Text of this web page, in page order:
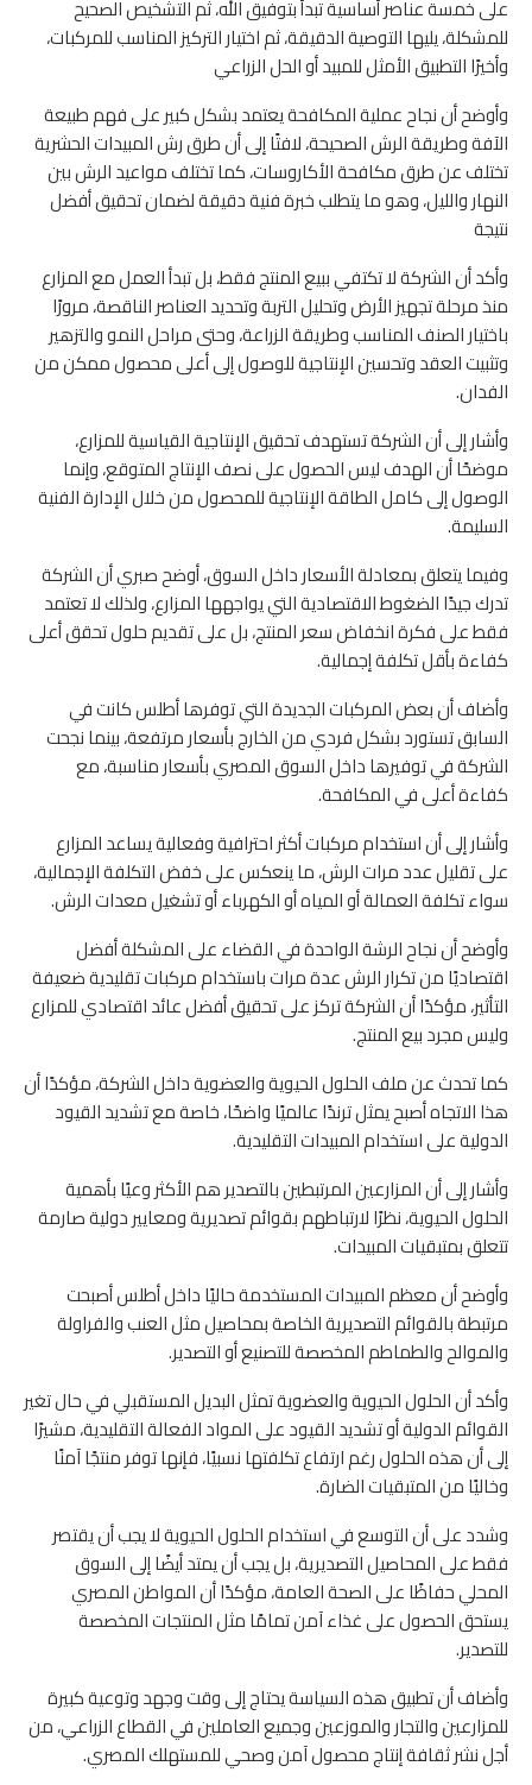
على خمسة عناصر أساسية تبدأ بتوفيق الله، ثم التشخيص الصحيح
للمشكلة، يليها التوصية الدقيقة، ثم اختيار التركيز المناسب للمركبات،
وأخيرًا التطبيق الأمثل للمبيد أو الحل الزراعي
وأوضح أن نجاح عملية المكافحة يعتمد بشكل كبير على فهم طبيعة
الآفة وطريقة الرش الصحيحة، لافتًا إلى أن طرق رش المبيدات الحشرية
تختلف عن طرق مكافحة الأكاروسات، كما تختلف مواعيد الرش بين
النهار والليل، وهو ما يتطلب خبرة فنية دقيقة لضمان تحقيق أفضل
نتيجة
وأكد أن الشركة لا تكتفي ببيع المنتج فقط، بل تبدأ العمل مع المزارع
منذ مرحلة تجهيز الأرض وتحليل التربة وتحديد العناصر الناقصة، مرورًا
باختيار الصنف المناسب وطريقة الزراعة، وحتى مراحل النمو والتزهير
وتثبيت العقد وتحسين الإنتاجية للوصول إلى أعلى محصول ممكن من
الفدان.
وأشار إلى أن الشركة تستهدف تحقيق الإنتاجية القياسية للمزارع،
موضحًا أن الهدف ليس الحصول على نصف الإنتاج المتوقع، وإنما
الوصول إلى كامل الطاقة الإنتاجية للمحصول من خلال الإدارة الفنية
السليمة.
وفيما يتعلق بمعادلة الأسعار داخل السوق، أوضح صبري أن الشركة
تدرك جيدًا الضغوط الاقتصادية التي يواجهها المزارع، ولذلك لا تعتمد
فقط على فكرة انخفاض سعر المنتج، بل على تقديم حلول تحقق أعلى
كفاءة بأقل تكلفة إجمالية.
وأضاف أن بعض المركبات الجديدة التي توفرها أطلس كانت في
السابق تستورد بشكل فردي من الخارج بأسعار مرتفعة، بينما نجحت
الشركة في توفيرها داخل السوق المصري بأسعار مناسبة، مع
كفاءة أعلى في المكافحة.
وأشار إلى أن استخدام مركبات أكثر احترافية وفعالية يساعد المزارع
على تقليل عدد مرات الرش، ما ينعكس على خفض التكلفة الإجمالية،
سواء تكلفة العمالة أو المياه أو الكهرباء أو تشغيل معدات الرش.
وأوضح أن نجاح الرشة الواحدة في القضاء على المشكلة أفضل
اقتصاديًا من تكرار الرش عدة مرات باستخدام مركبات تقليدية ضعيفة
التأثير، مؤكدًا أن الشركة تركز على تحقيق أفضل عائد اقتصادي للمزارع
وليس مجرد بيع المنتج.
كما تحدث عن ملف الحلول الحيوية والعضوية داخل الشركة، مؤكدًا أن
هذا الاتجاه أصبح يمثل ترندًا عالميًا واضحًا، خاصة مع تشديد القيود
الدولية على استخدام المبيدات التقليدية.
وأشار إلى أن المزارعين المرتبطين بالتصدير هم الأكثر وعيًا بأهمية
الحلول الحيوية، نظرًا لارتباطهم بقوائم تصديرية ومعايير دولية صارمة
تتعلق بمتبقيات المبيدات.
وأوضح أن معظم المبيدات المستخدمة حاليًا داخل أطلس أصبحت
مرتبطة بالقوائم التصديرية الخاصة بمحاصيل مثل العنب والفراولة
والموالح والطماطم المخصصة للتصنيع أو التصدير.
وأكد أن الحلول الحيوية والعضوية تمثل البديل المستقبلي في حال تغير
القوائم الدولية أو تشديد القيود على المواد الفعالة التقليدية، مشيرًا
إلى أن هذه الحلول رغم ارتفاع تكلفتها نسبيًا، فإنها توفر منتجًا آمنًا
وخاليًا من المتبقيات الضارة.
وشدد على أن التوسع في استخدام الحلول الحيوية لا يجب أن يقتصر
فقط على المحاصيل التصديرية، بل يجب أن يمتد أيضًا إلى السوق
المحلي حفاظًا على الصحة العامة، مؤكدًا أن المواطن المصري
يستحق الحصول على غذاء آمن تمامًا مثل المنتجات المخصصة
للتصدير.
وأضاف أن تطبيق هذه السياسة يحتاج إلى وقت وجهد وتوعية كبيرة
للمزارعين والتجار والموزعين وجميع العاملين في القطاع الزراعي، من
أجل نشر ثقافة إنتاج محصول آمن وصحي للمستهلك المصري.